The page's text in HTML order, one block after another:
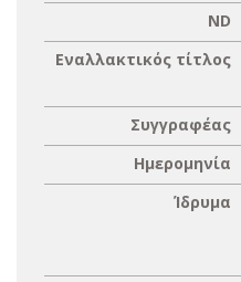
ND
Εναλλακτικός τίτλος
Συγγραφέας
Ημερομηνία
Ίδρυμα